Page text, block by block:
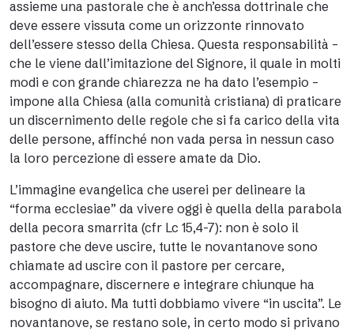
assieme una pastorale che è anch’essa dottrinale che
deve essere vissuta come un orizzonte rinnovato
dell’essere stesso della Chiesa. Questa responsabilità –
che le viene dall’imitazione del Signore, il quale in molti
modi e con grande chiarezza ne ha dato l’esempio –
impone alla Chiesa (alla comunità cristiana) di praticare
un discernimento delle regole che si fa carico della vita
delle persone, affinché non vada persa in nessun caso
la loro percezione di essere amate da Dio.
L’immagine evangelica che userei per delineare la
“forma ecclesiae” da vivere oggi è quella della parabola
della pecora smarrita (cfr Lc 15,4-7): non è solo il
pastore che deve uscire, tutte le novantanove sono
chiamate ad uscire con il pastore per cercare,
accompagnare, discernere e integrare chiunque ha
bisogno di aiuto. Ma tutti dobbiamo vivere “in uscita”. Le
novantanove, se restano sole, in certo modo si privano